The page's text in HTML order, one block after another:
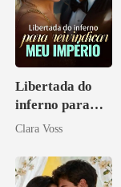
Libertada do
inferno para
reivindicar meu
Clara Voss